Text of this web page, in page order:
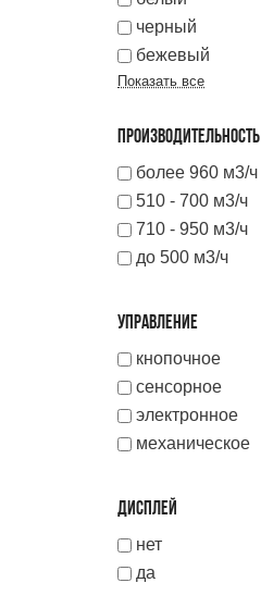
черный
бежевый
Показать все
ПРОИЗВОДИТЕЛЬНОСТЬ
более 960 м3/ч
510 - 700 м3/ч
710 - 950 м3/ч
до 500 м3/ч
УПРАВЛЕНИЕ
кнопочное
сенсорное
электронное
механическое
ДИСПЛЕЙ
нет
да